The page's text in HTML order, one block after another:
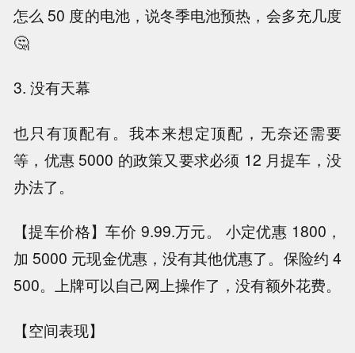
怎么 50 度的电池，说冬季电池预热，会多充几度
🤔
3. 没有天幕
也只有顶配有。我本来想定顶配，无奈还需要
等，优惠 5000 的政策又要求必须 12 月提车，没
办法了。
【提车价格】车价 9.99.万元。 小定优惠 1800，
加 5000 元现金优惠，没有其他优惠了。保险约 4
500。上牌可以自己网上操作了，没有额外花费。
【空间表现】